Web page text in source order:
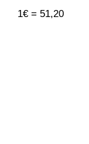
1€ = 51,20